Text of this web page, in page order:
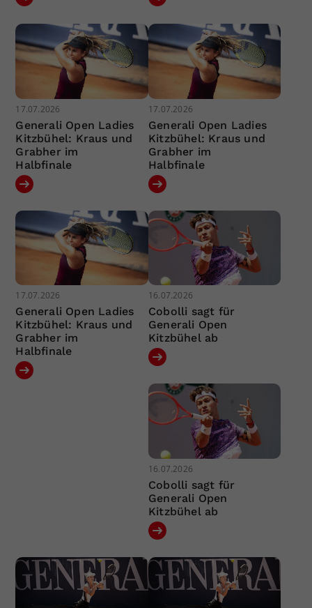
17.07.2026
Generali Open Ladies
Kitzbühel: Kraus und
Grabher im
Halbfinale
17.07.2026
Generali Open Ladies
Kitzbühel: Kraus und
Grabher im
Halbfinale
17.07.2026
Generali Open Ladies
Kitzbühel: Kraus und
Grabher im
Halbfinale
16.07.2026
Cobolli sagt für
Generali Open
Kitzbühel ab
16.07.2026
Cobolli sagt für
Generali Open
Kitzbühel ab